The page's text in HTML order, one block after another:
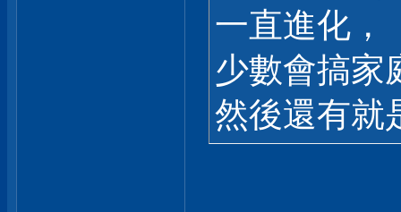
一直進化，
少數會搞家
然後還有就